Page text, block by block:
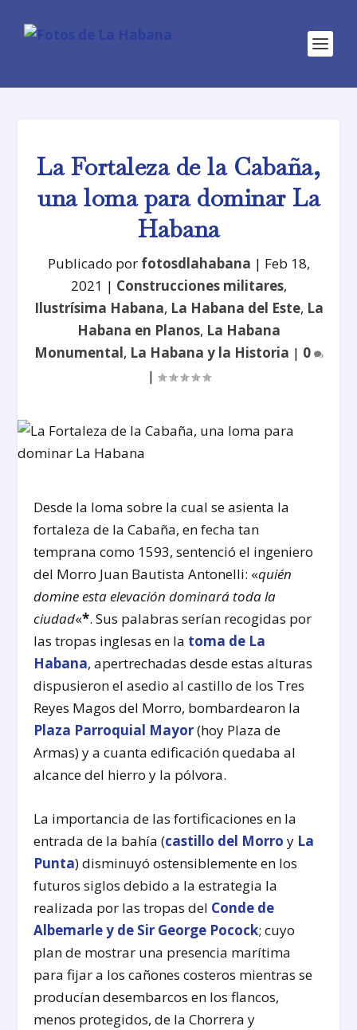
La Fortaleza de la Cabaña,
una loma para dominar La
Habana
Publicado por fotosdlahabana | Feb 18,
2021 | Construcciones militares,
Ilustrísima Habana, La Habana del Este, La
Habana en Planos, La Habana
Monumental, La Habana y la Historia | 0
|
Desde la loma sobre la cual se asienta la
fortaleza de la Cabaña, en fecha tan
temprana como 1593, sentenció el ingeniero
del Morro Juan Bautista Antonelli: «quién
domine esta elevación dominará toda la
ciudad«*. Sus palabras serían recogidas por
las tropas inglesas en la toma de La
Habana, apertrechadas desde estas alturas
dispusieron el asedio al castillo de los Tres
Reyes Magos del Morro, bombardearon la
Plaza Parroquial Mayor(hoy Plaza de
Armas) y a cuanta edificación quedaba al
alcance del hierro y la pólvora.
La importancia de las fortificaciones en la
entrada de la bahía (castillo del Morro y La
Punta) disminuyó ostensiblemente en los
futuros siglos debido a la estrategia la
realizada por las tropas del Conde de
Albemarle y de Sir George Pocock; cuyo
plan de mostrar una presencia marítima
para fijar a los cañones costeros mientras se
producían desembarcos en los flancos,
menos protegidos, de la Chorrera y